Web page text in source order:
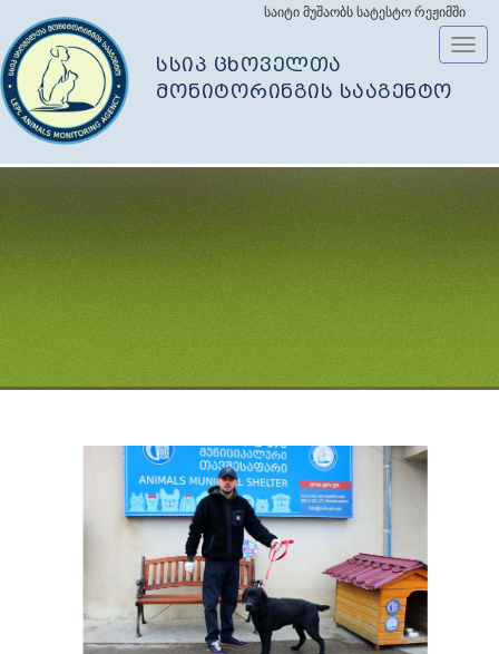
საიტი მუშაობს სატესტო რეჟიმში
სსიპ ცხოველთა
მონიტორინგის სააგენტო